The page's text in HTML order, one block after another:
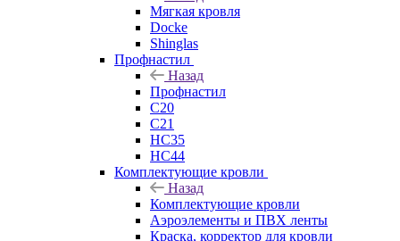
Мягкая кровля
Docke
Shinglas
Профнастил
Назад
Профнастил
C20
C21
НС35
НС44
Комплектующие кровли
Назад
Комплектующие кровли
Аэроэлементы и ПВХ ленты
Краска, корректор для кровли